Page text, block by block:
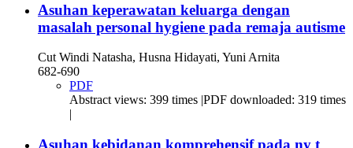
Asuhan keperawatan keluarga dengan
masalah personal hygiene pada remaja autisme
Cut Windi Natasha, Husna Hidayati, Yuni Arnita
682-690
PDF
Abstract views: 399 times |PDF downloaded: 319 times
|
Asuhan kebidanan komprehensif pada ny t